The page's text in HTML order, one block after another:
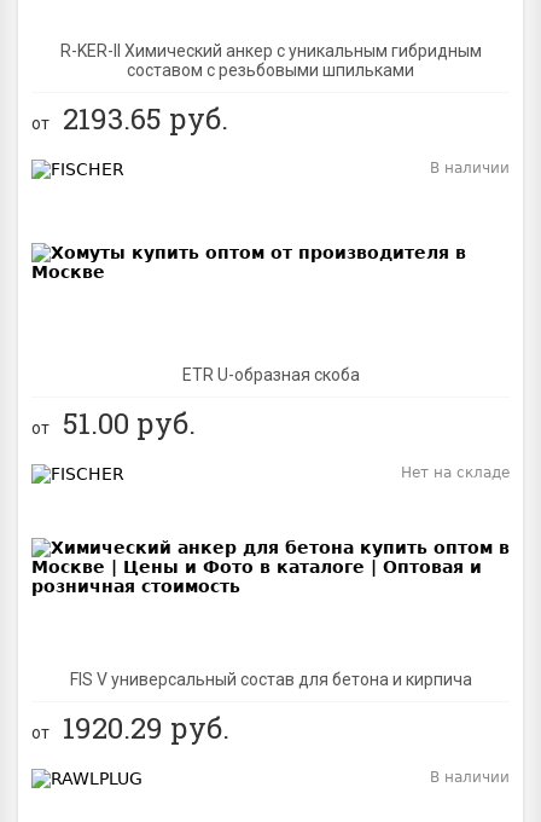
R-KER-II Химический анкер с уникальным гибридным
составом с резьбовыми шпильками
от 2193.65 руб.
ETR U-образная скоба
В наличии
от 51.00 руб.
FIS V универсальный состав для бетона и кирпича
Нет на складе
от 1920.29 руб.
В наличии